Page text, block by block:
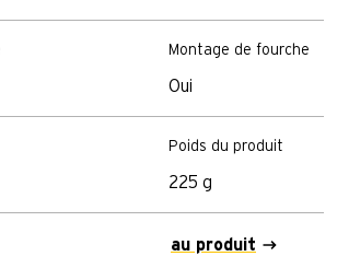
Montage de fourche
Oui
Poids du produit
225 g
au produit